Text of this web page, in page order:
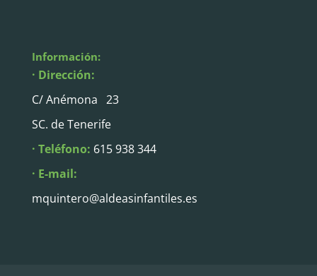
Información:
· Dirección:
C/ Anémona 23
SC. de Tenerife
· Teléfono: 615 938 344
· E-mail:
mquintero@aldeasinfantiles.es